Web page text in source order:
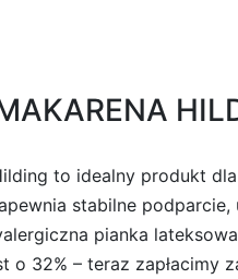
to idealny produkt
stabilne podparcie,
pianka
o 32% – teraz zapłacimy